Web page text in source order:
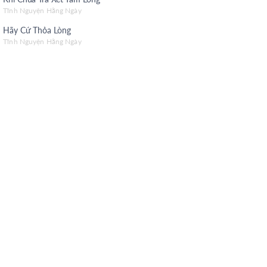
Nguyện Mùa Thi
Theo Đúng Mục Đích
Tĩnh Nguyện Hằng Ngày
Hãy Cứ Thỏa Lòng
Tĩnh Nguyện Hằng Ngày